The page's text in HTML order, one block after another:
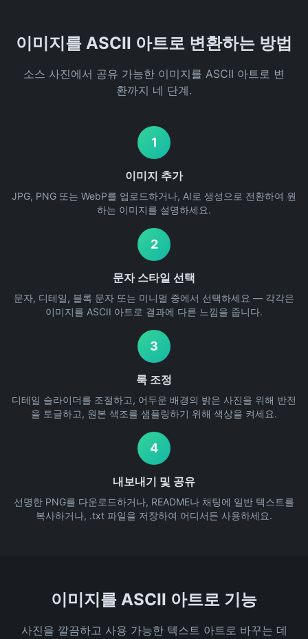
이미지를 ASCII 아트로 변환하는 방법
소스 사진에서 공유 가능한 이미지를 ASCII 아트로 변
환까지 네 단계.
1
이미지 추가
JPG, PNG 또는 WebP를 업로드하거나, AI로 생성으로 전환하여 원
하는 이미지를 설명하세요.
2
문자 스타일 선택
문자, 디테일, 블록 문자 또는 미니멀 중에서 선택하세요 — 각각은
이미지를 ASCII 아트로 결과에 다른 느낌을 줍니다.
3
룩 조정
디테일 슬라이더를 조절하고, 어두운 배경의 밝은 사진을 위해 반전
을 토글하고, 원본 색조를 샘플링하기 위해 색상을 켜세요.
4
내보내기 및 공유
선명한 PNG를 다운로드하거나, README나 채팅에 일반 텍스트를
복사하거나, .txt 파일을 저장하여 어디서든 사용하세요.
이미지를 ASCII 아트로 기능
사진을 깔끔하고 사용 가능한 텍스트 아트로 바꾸는 데